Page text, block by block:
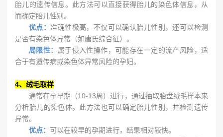
胎儿的遗传信息。此方法可以直接获得胎儿的染色体信息，从
而确定胎儿性别。
优点： 准确性极高，不仅可以确认胎儿性别，还可以检测
是否有染色体异常（如唐氏综合征）。
局限性： 属于侵入性操作，可能存在一定的流产风险，适
合于有遗传病或染色体异常风险的孕妇。
4、绒毛取样
通常在孕早期（10-13周）进行，通过抽取胎盘绒毛样本来
分析胎儿的染色体。此方法也可以确定胎儿性别，并检测遗传
异常。
优点： 可以在较早的孕期进行，结果相对较快。